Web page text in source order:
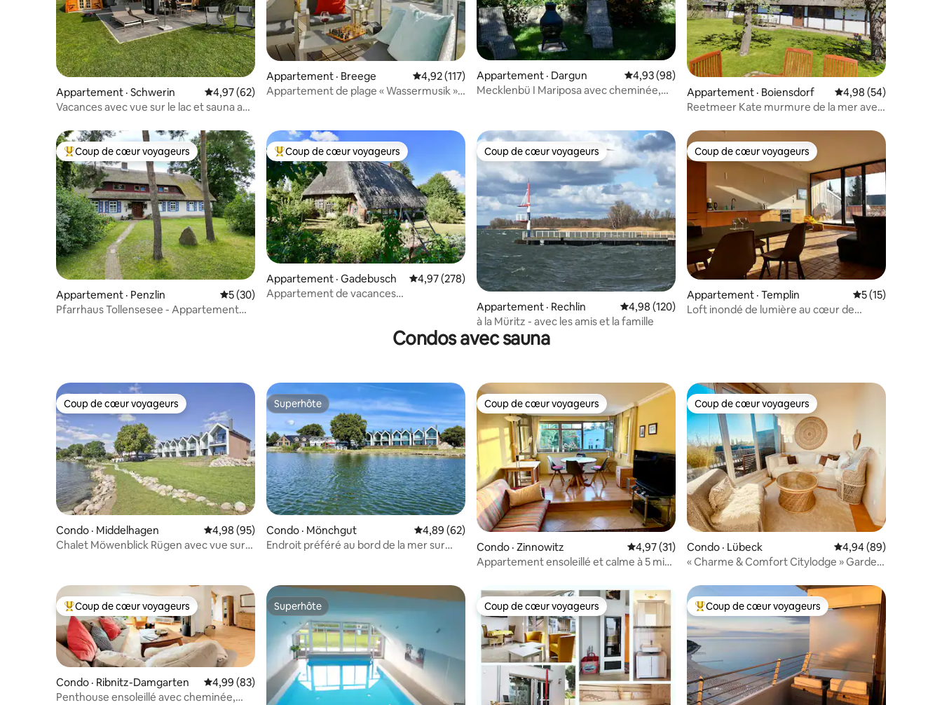
Appartement · Schwerin Note moyenne de 4,97 sur 5, 62 commentaires
4,97 (62)
Vacances avec vue sur le lac et sauna au
Appartement · Breege Note moyenne de 4,92 sur 5, 117 commentaires
4,92 (117)
Appartement de plage « Wassermusik » -
Appartement · Dargun Note moyenne de 4,93 sur 5, 98 commentaires
4,93 (98)
Mecklenbü I Mariposa avec cheminée,
Appartement · Boiensdorf Note moyenne de
4,98 (54)
Reetmeer Kate murmure de la mer avec
Coup de cœur voyageurs parmi les plus aimés
Coup de cœur voyageurs
Appartement · Penzlin Note moyenne de 5 sur 5, 30 commentaires
5 (30)
Pfarrhaus Tollensesee - Appartement
Coup de cœur voyageurs parmi les plus aimés
Coup de cœur voyageurs
Appartement · Gadebusch Note moyenne de 4,97 sur 5, 278 commentaires
4,97 (278)
Appartement de vacances
Coup de cœur voyageurs
Coup de cœur voyageurs
Appartement · Rechlin Note moyenne de 4,98 sur 5, 120 commentaires
4,98 (120)
à la Müritz - avec les amis et la famille
Coup de cœur voyageurs
Coup de cœur voyageurs
Appartement · Templin Note moyenne
5 (15)
Loft inondé de lumière au cœur de
Condos avec sauna
Coup de cœur voyageurs
Coup de cœur voyageurs
Condo · Middelhagen Note moyenne de 4,98 sur 5, 95 commentaires
4,98 (95)
Chalet Möwenblick Rügen avec vue sur
Superhôte
Superhôte
Condo · Mönchgut Note moyenne de 4,89 sur 5, 62 commentaires
4,89 (62)
Endroit préféré au bord de la mer sur
Coup de cœur voyageurs
Coup de cœur voyageurs
Condo · Zinnowitz Note moyenne de 4,97 sur 5, 31 commentaires
4,97 (31)
Appartement ensoleillé et calme à 5 min
Coup de cœur voyageurs
Coup de cœur voyageurs
Condo · Lübeck Note moyenne de
4,94 (89)
« Charme & Comfort Citylodge » Garden
Coup de cœur voyageurs parmi les plus aimés
Coup de cœur voyageurs
Condo · Ribnitz-Damgarten Note moyenne de 4,99 sur 5, 83 commentaires
4,99 (83)
Penthouse ensoleillé avec cheminée,
Superhôte
Superhôte Coup de cœur voyageurs
Coup de cœur voyageurs Coup de cœur voyageurs parmi les plus aimés
Coup de cœur voyageurs